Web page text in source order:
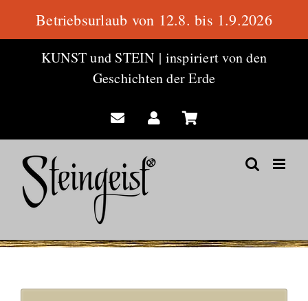
KUNST und STEIN | inspiriert von den
Geschichten der Erde
Betriebsurlaub von 12.8. bis 1.9.2026